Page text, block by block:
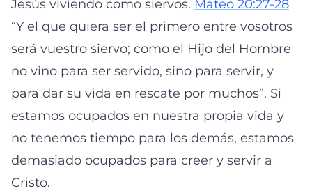
Jesús viviendo como siervos. Mateo 20:27-28
“Y el que quiera ser el primero entre vosotros
será vuestro siervo; como el Hijo del Hombre
no vino para ser servido, sino para servir, y
para dar su vida en rescate por muchos”. Si
estamos ocupados en nuestra propia vida y
no tenemos tiempo para los demás, estamos
demasiado ocupados para creer y servir a
Cristo.